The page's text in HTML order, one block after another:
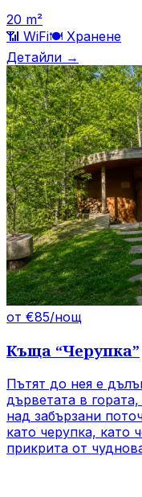
20 m²
📶 WiFi🍽️ Хранене
Детайли →
от €85/нощ
Къща “Черупка”
Пътят до нея е
дърветата в
над забързани
като черупка, като
прикрита от